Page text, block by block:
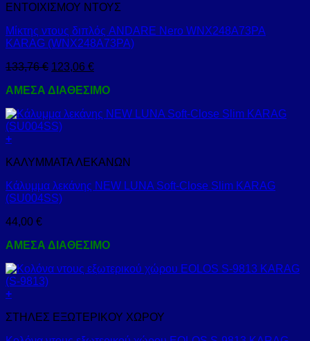
ΕΝΤΟΙΧΙΣΜΟΥ ΝΤΟΥΣ
Μίκτης ντους διπλός ANDARE Nero WNX248A73PA
KARAG (WNX248A73PA)
133,76€ 123,06 €
ΑΜΕΣΑ ΔΙΑΘΕΣΙΜΟ
+
ΚΑΛΥΜΜΑΤΑ ΛΕΚΑΝΩΝ
Κάλυμμα λεκάνης NEW LUNA Soft-Close Slim KARAG
(SU004SS)
44,00 €
ΑΜΕΣΑ ΔΙΑΘΕΣΙΜΟ
+
ΣΤΗΛΕΣ ΕΞΩΤΕΡΙΚΟΥ ΧΩΡΟΥ